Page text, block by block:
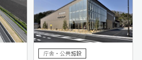
庁舎・公共施設